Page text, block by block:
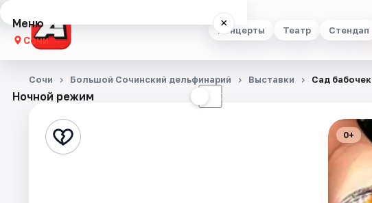
Концерты Театр Стендап
Меню ×
Сочи
Концерты
Стендап
Ночной режим ☾
Сочи Большой Сочинский дельфинарий Выставки Сад бабочек
0+